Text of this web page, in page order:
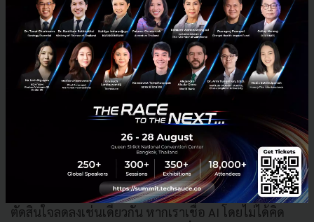
ดร.พัทน์ อธิบายว่า AI เข้ามามีบทบาทต่อการทำงานสักพัก
แล้ว ไม่ได้เกิดขึ้นเฉพาะปี 2024 เท่านั้น ซึ่งถึงแม้ว่า AI จะ
ช่วยให้เราทำงานได้อย่างมีประสิทธิภาพ แต่ก็ทำให้การ
ตัดสินใจลดลงเช่นเดียวกัน หากเราเชื่อ AI โดยไม่ได้คิด